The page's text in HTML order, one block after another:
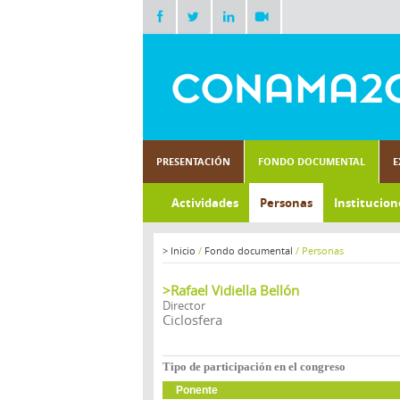
PRESENTACIÓN FONDO DOCUMENTAL
Actividades Personas
> Inicio / Fondo documental / Personas
>Rafael Vidiella Bellón
Director
Ciclosfera
Tipo de participación en el congreso
Ponente